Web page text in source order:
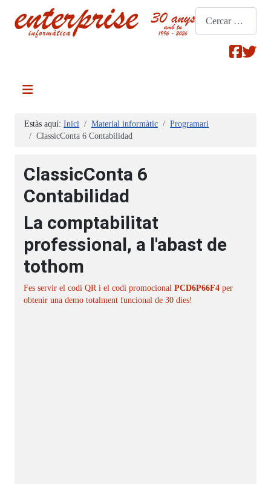
Estàs aquí: Inici Material informàtic
Programari
ClassicConta 6 Contabilidad
ClassicConta 6
Contabilidad
La comptabilitat
professional, a l'abast de
tothom
Fes servir el codi QR i el codi promocional PCD6P66F4 per
obtenir una demo totalment funcional de 30 dies!